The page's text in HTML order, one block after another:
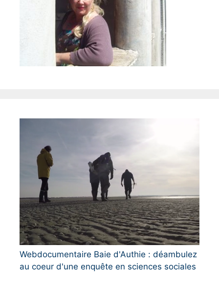
Webdocumentaire Baie d'Authie : déambulez
au coeur d'une enquête en sciences sociales